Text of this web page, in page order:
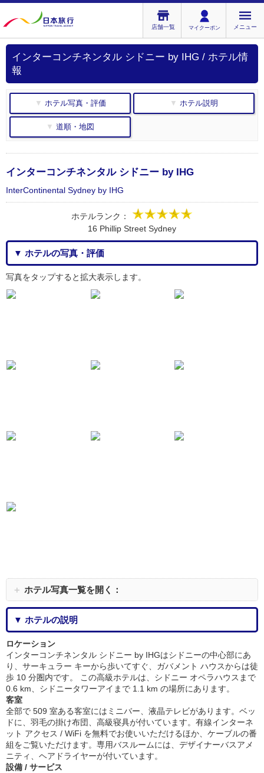
店舗一覧 マイクーポン メニュー
インターコンチネンタル シドニー by IHG / ホテル情
報
▼ ホテル写真・評価 ▼ ホテル説明
▼ 道順・地図
インターコンチネンタル シドニー by IHG
InterContinental Sydney by IHG
ホテルランク：
16 Phillip Street Sydney
▼ ホテルの写真・評価
写真をタップすると拡大表示します。
＋ ホテル写真一覧を開く：
▼ ホテルの説明
ロケーション
インターコンチネンタル シドニー by IHGはシドニーの中心部にあ
り、サーキュラー キーから歩いてすぐ、ガバメント ハウスからは徒
歩 10 分圏内です。 この高級ホテルは、シドニー オペラハウスまで
0.6 km、シドニータワーアイまで 1.1 km の場所にあります。
客室
全部で 509 室ある客室にはミニバー、液晶テレビがあります。ベッ
ドに、羽毛の掛け布団、高級寝具が付いています。有線インターネ
ット アクセス / WiFi を無料でお使いいただけるほか、ケーブルの番
組をご覧いただけます。専用バスルームには、デザイナーバスアメ
ニティ、ヘアドライヤーが付いています。
設備 / サービス